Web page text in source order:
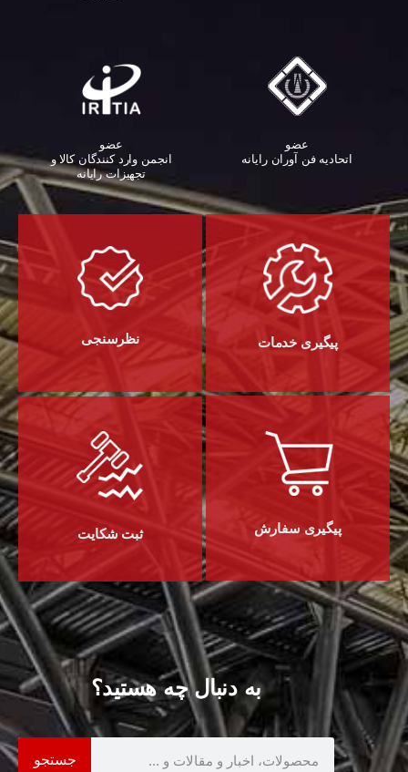
عضو
اتحادیه فن آوران رایانه
عضو
انجمن وارد کنندگان کالا و
تجهیزات رایانه‌
پیگیری خدمات نظرسنجی
پیگیری سفارش ثبت شکایت
به دنبال چه هستید؟
جستجو